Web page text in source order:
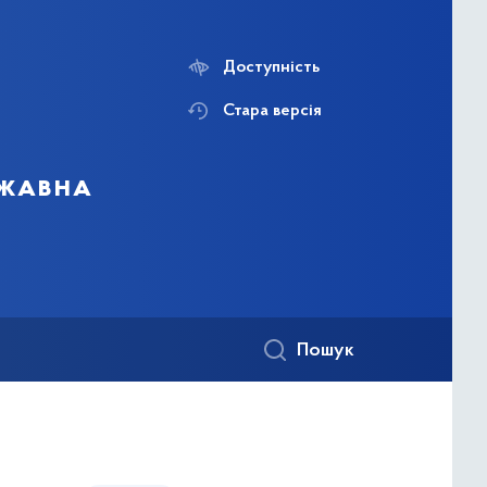
Доступність
Стара версія
Пошук